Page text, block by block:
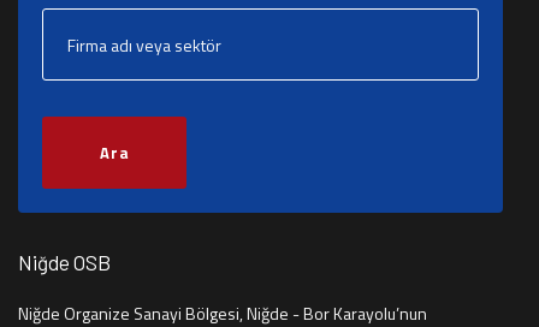
Ara
Niğde OSB
Niğde Organize Sanayi Bölgesi, Niğde - Bor Karayolu’nun